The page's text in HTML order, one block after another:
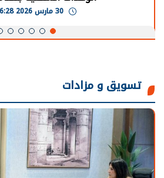
تسويق و مزادات